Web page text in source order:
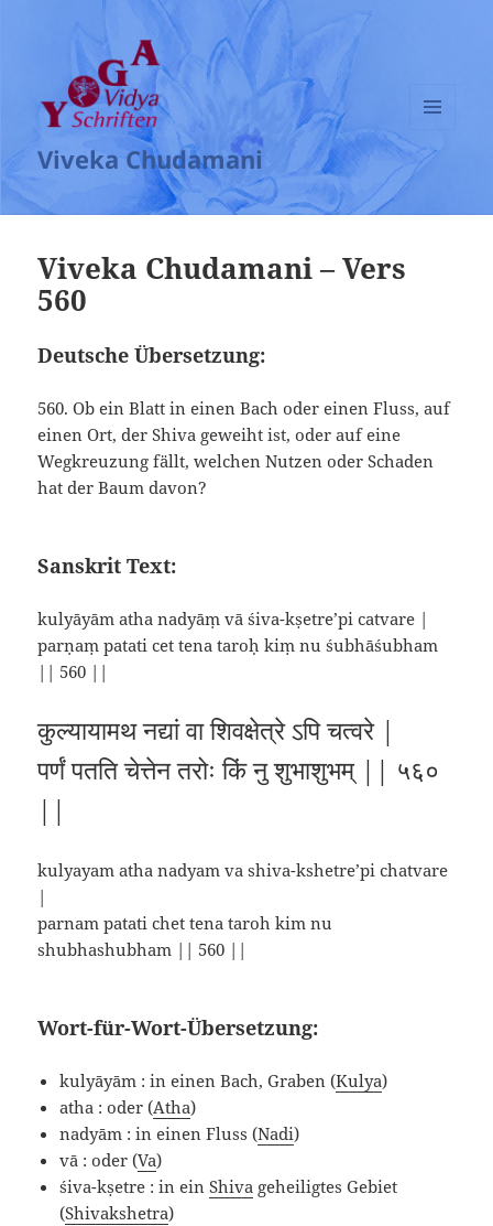
Viveka Chudamani
UND
WIDGETS
Viveka Chudamani – Vers
560
Deutsche Übersetzung:
560. Ob ein Blatt in einen Bach oder einen Fluss, auf
einen Ort, der Shiva geweiht ist, oder auf eine
Wegkreuzung fällt, welchen Nutzen oder Schaden
hat der Baum davon?
Sanskrit Text:
kulyāyām atha nadyāṃ vā śiva-kṣetre’pi catvare |
parṇaṃ patati cet tena taroḥ kiṃ nu śubhāśubham
|| 560 ||
कुल्यायामथ नद्यां वा शिवक्षेत्रे ऽपि चत्वरे |
पर्णं पतति चेत्तेन तरोः किं नु शुभाशुभम् || ५६०
||
kulyayam atha nadyam va shiva-kshetre’pi chatvare
|
parnam patati chet tena taroh kim nu
shubhashubham || 560 ||
Wort-für-Wort-Übersetzung:
kulyāyām : in einen Bach, Graben (Kulya)
atha : oder (Atha)
nadyām : in einen Fluss (Nadi)
vā : oder (Va)
śiva-kṣetre : in einShiva geheiligtes Gebiet
(Shivakshetra)